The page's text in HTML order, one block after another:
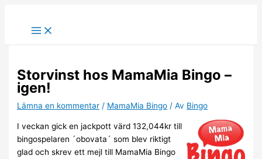
innehåll
Storvinst hos MamaMia Bingo –
igen!
Lämna en kommentar / MamaMia Bingo / Av Bingo
I veckan gick en jackpott värd 132,044kr till
bingospelaren ´obovata´ som blev riktigt
glad och skrev ett mejl till MamaMia Bingo